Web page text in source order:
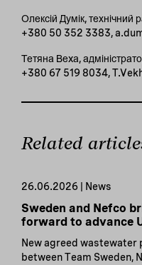
Олексій Думік,
+380 50 352 3383,
Тетяна Веxа,
+380 67 519 8034,
Related
26.06.2026 | News
Sweden and Nefco
forward to advance
New agreed
between Team Sweden,